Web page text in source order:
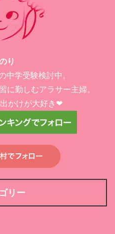
り
中学受験検討中。
に勤しむアラサー主婦。
かけが大好き❤︎
リー